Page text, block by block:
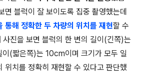
면 블럭이 잘 보이도록 집중 촬영했는데
통해 정확한 두 차량의 위치를 재현할 수
진을 보면 블럭의 한 변의 길이(긴쪽)는
(짧은쪽)는 10cm이며 크기가 모두 일
위치를 정확히 재현할 수 있다고 판단했